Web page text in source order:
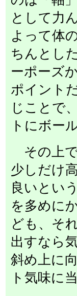
として力
よって体
ちんとし
ーポーズ
ポイント
じことで
トにボー
その上
少しだけ
良いとい
を多めに
ども、そ
出すなら
斜め上に
ト気味に